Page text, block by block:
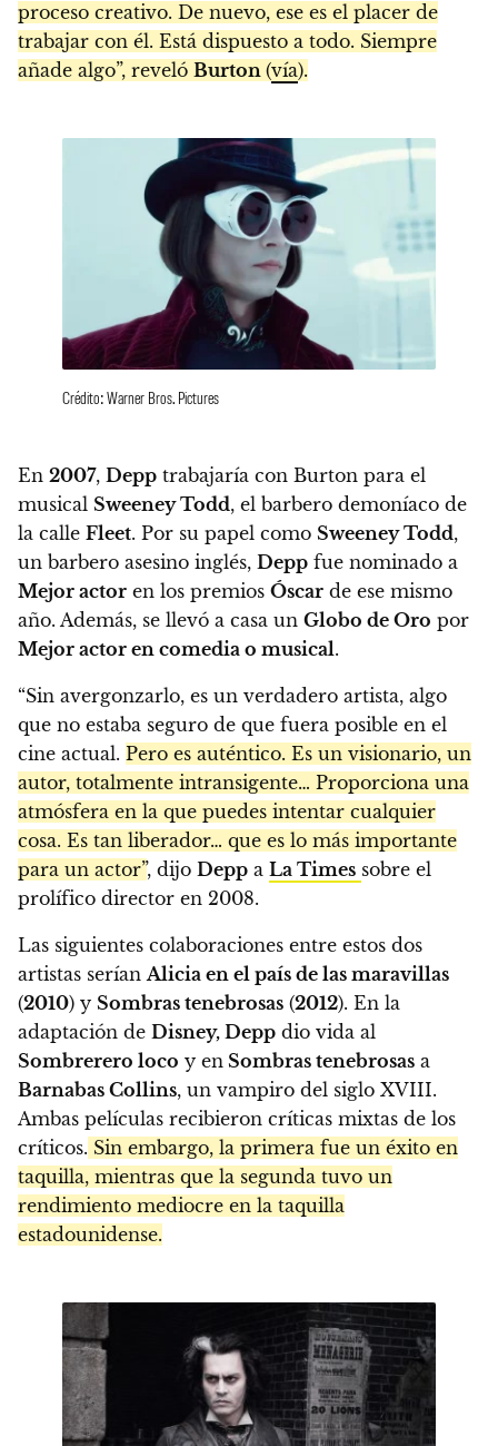
proceso creativo. De nuevo, ese es el placer de
trabajar con él. Está dispuesto a todo. Siempre
añade algo”, reveló Burton (vía).
Crédito: Warner Bros. Pictures
En 2007, Depp trabajaría con Burton para el
musical Sweeney Todd, el barbero demoníaco de
la calle Fleet. Por su papel como Sweeney Todd,
un barbero asesino inglés, Depp fue nominado a
Mejor actor en los premios Óscar de ese mismo
año. Además, se llevó a casa un Globo de Oro por
Mejor actor en comedia o musical.
“Sin avergonzarlo, es un verdadero artista, algo
que no estaba seguro de que fuera posible en el
cine actual. Pero es auténtico. Es un visionario, un
autor, totalmente intransigente… Proporciona una
atmósfera en la que puedes intentar cualquier
cosa. Es tan liberador… que es lo más importante
para un actor”, dijo Depp a La Times sobre el
prolífico director en 2008.
Las siguientes colaboraciones entre estos dos
artistas serían Alicia en el país de las maravillas
(2010) y Sombras tenebrosas (2012). En la
adaptación de Disney, Depp dio vida al
Sombrerero loco y en Sombras tenebrosas a
Barnabas Collins, un vampiro del siglo XVIII.
Ambas películas recibieron críticas mixtas de los
críticos. Sin embargo, la primera fue un éxito en
taquilla, mientras que la segunda tuvo un
rendimiento mediocre en la taquilla
estadounidense.